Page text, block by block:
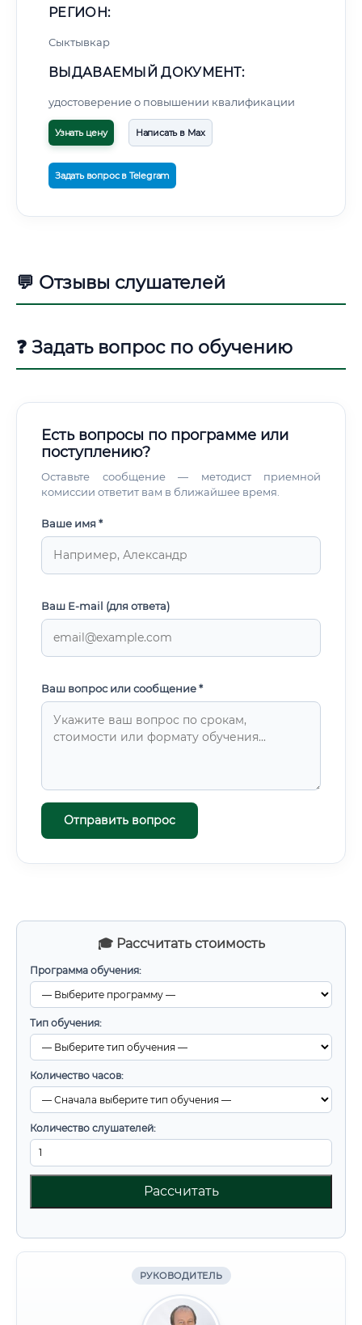
🎓 Рассчитать стоимость
Программа обучения:
Тип обучения:
Количество часов:
Количество слушателей:
Рассчитать
РУКОВОДИТЕЛЬ
РЕГИОН:
Сыктывкар
ВЫДАВАЕМЫЙ ДОКУМЕНТ:
удостоверение о повышении квалификации
Узнать цену Написать в Max
Задать вопрос в Telegram
💬 Отзывы слушателей
❓ Задать вопрос по обучению
Есть вопросы по программе или
поступлению?
Оставьте сообщение — методист приемной
комиссии ответит вам в ближайшее время.
Ваше имя *
Ваш E-mail (для ответа)
Ваш вопрос или сообщение *
Отправить вопрос